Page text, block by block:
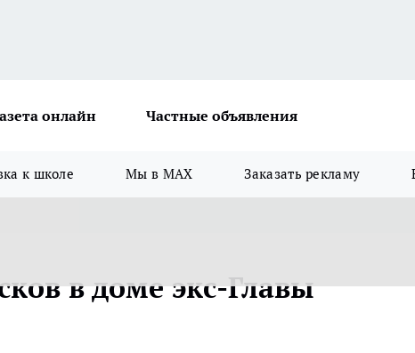
онлайн Частные объявления
к школе Мы в MAX Заказать рекламу
в доме экс-Главы